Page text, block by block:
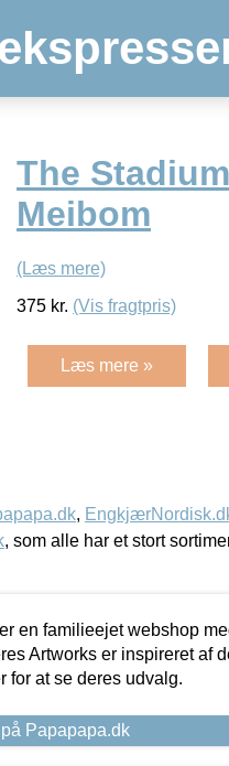
The
Meibom
(Læs mere)
375 kr. (Vis fragtpris)
Læs mere »
,
, som alle har et stort
en familieejet webshop
Artworks er inspireret af
for at se deres udvalg.
Papapapa.dk